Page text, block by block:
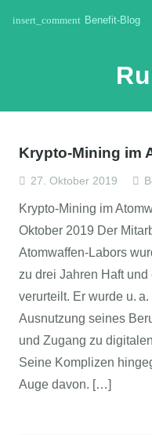
insert_comment Benefit-Blog
Krypto-Mining im
27. Oktober 2019
Krypto-Mining im
Oktober 2019 Der
Atomwaffen-Labors
zu drei Jahren Haft und
verurteilt. Er wurde u.
Ausnutzung seines
und Zugang zu
Seine Komplizen
Auge davon. […]